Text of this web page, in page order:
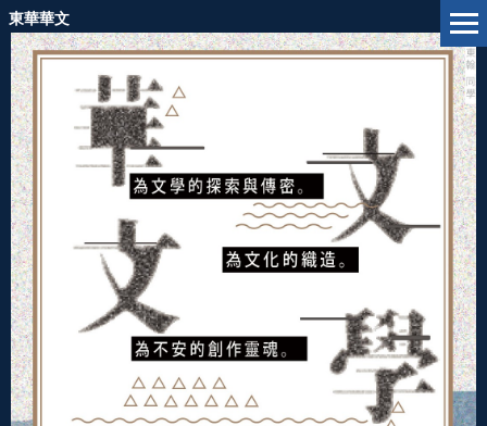
跳
到
主
要
內
容
區
東華華文